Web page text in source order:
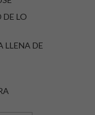
DE LO
LLENA DE